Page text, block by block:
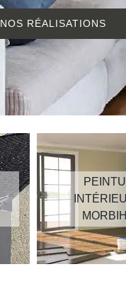
NOS RÉALISATIONS